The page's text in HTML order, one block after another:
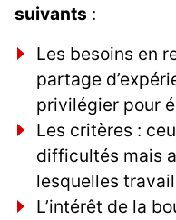
suivants :
Les besoins en
partage
privilégier pour
Les critères :
difficultés mais
lesquelles
L’intérêt de la